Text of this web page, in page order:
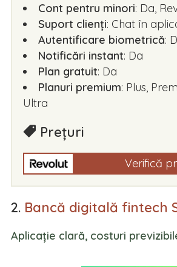
Cont pentru minori: Da,
Suport clienți: Chat în
Autentificare biometrică:
Notificări instant: Da
Plan gratuit: Da
Planuri premium: Plus,
Ultra
Prețuri
Verifică
2. Bancă digitală fintech
Aplicație clară, costuri